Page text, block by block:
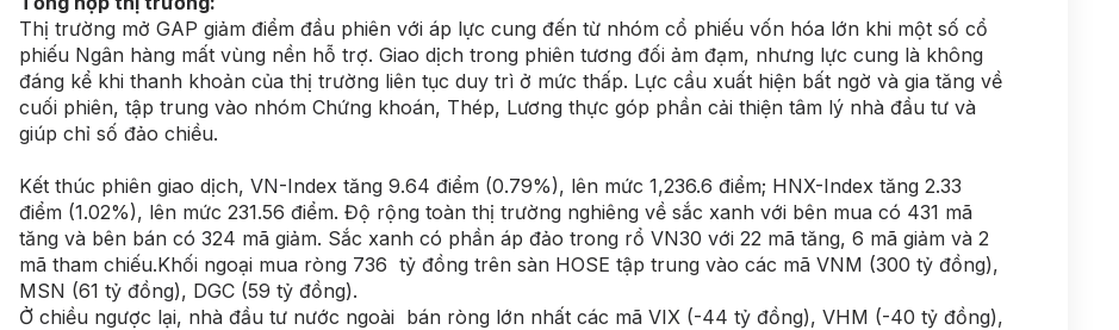
Thị trường mở GAP giảm điểm đầu phiên với áp lực cung đến từ nhóm cổ phiếu vốn hóa lớn khi một số cổ
phiếu Ngân hàng mất vùng nền hỗ trợ. Giao dịch trong phiên tương đối ảm đạm, nhưng lực cung là không
đáng kể khi thanh khoản của thị trường liên tục duy trì ở mức thấp. Lực cầu xuất hiện bất ngờ và gia tăng về
cuối phiên, tập trung vào nhóm Chứng khoán, Thép, Lương thực góp phần cải thiện tâm lý nhà đầu tư và
giúp chỉ số đảo chiều.
Kết thúc phiên giao dịch, VN-Index tăng 9.64 điểm (0.79%), lên mức 1,236.6 điểm; HNX-Index tăng 2.33
điểm (1.02%), lên mức 231.56 điểm. Độ rộng toàn thị trường nghiêng về sắc xanh với bên mua có 431 mã
tăng và bên bán có 324 mã giảm. Sắc xanh có phần áp đảo trong rổ VN30 với 22 mã tăng, 6 mã giảm và 2
mã tham chiếu.Khối ngoại mua ròng 736 tỷ đồng trên sàn HOSE tập trung vào các mã VNM (300 tỷ đồng),
MSN (61 tỷ đồng), DGC (59 tỷ đồng).
Ở chiều ngược lại, nhà đầu tư nước ngoài bán ròng lớn nhất các mã VIX (-44 tỷ đồng), VHM (-40 tỷ đồng),